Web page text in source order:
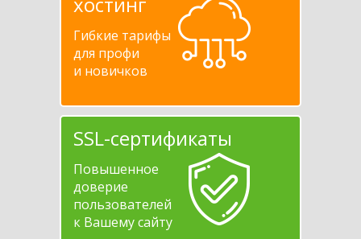
Гибкие тарифы
для профи
и новичков
SSL-сертификаты
Повышенное
доверие
пользователей
к Вашему сайту